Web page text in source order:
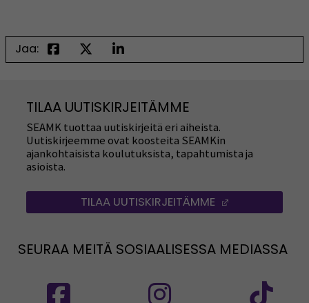
Jaa:
TILAA UUTISKIRJEITÄMME
SEAMK tuottaa uutiskirjeitä eri aiheista.
Uutiskirjeemme ovat koosteita SEAMKin
ajankohtaisista koulutuksista, tapahtumista ja
asioista.
TILAA UUTISKIRJEITÄMME
SEURAA MEITÄ SOSIAALISESSA MEDIASSA